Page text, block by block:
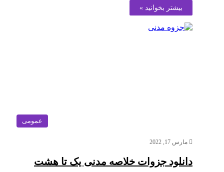
بیشتر بخوانید »
عمومی
مارس 17, 2022
دانلود جزوات خلاصه مدنی یک تا هشت